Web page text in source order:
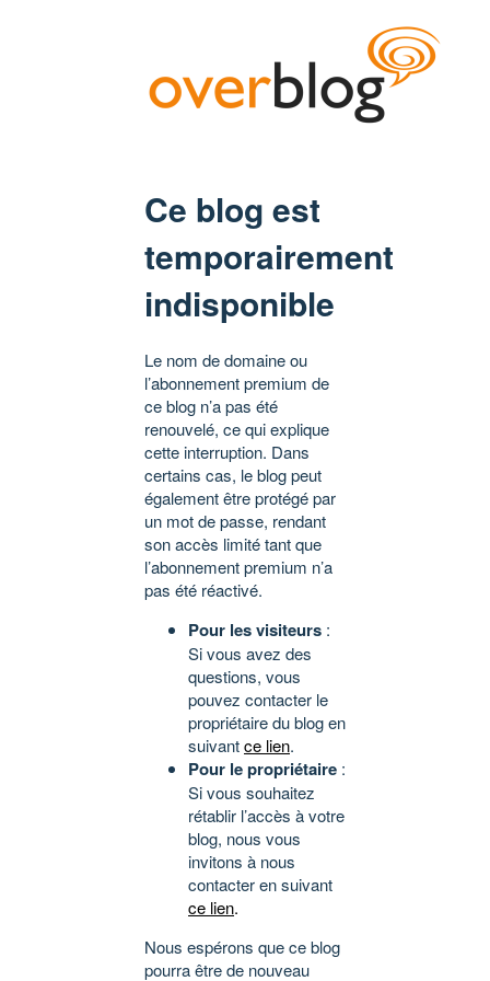
Ce blog est
temporairement
indisponible
Le nom de domaine ou
l’abonnement premium de
ce blog n’a pas été
renouvelé, ce qui explique
cette interruption. Dans
certains cas, le blog peut
également être protégé par
un mot de passe, rendant
son accès limité tant que
l’abonnement premium n’a
pas été réactivé.
Pour les visiteurs :
Si vous avez des
questions, vous
pouvez contacter le
propriétaire du blog en
suivantce lien.
Pour le propriétaire :
Si vous souhaitez
rétablir l’accès à votre
blog, nous vous
invitons à nous
contacter en suivant
ce lien.
Nous espérons que ce blog
pourra être de nouveau